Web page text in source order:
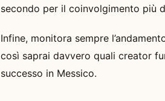
secondo per il coinvolgimento più
Infine, monitora sempre
così saprai davvero quali creator
successo in Messico.